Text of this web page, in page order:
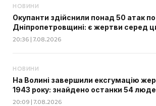
НОВИНИ
Окупанти здійснили понад 50 атак по
Дніпропетровщині: є жертви серед
20:36 | 7.08.2026
НОВИНИ
На Волині завершили ексгумацію
1943 року: знайдено останки 54
20:09 | 7.08.2026